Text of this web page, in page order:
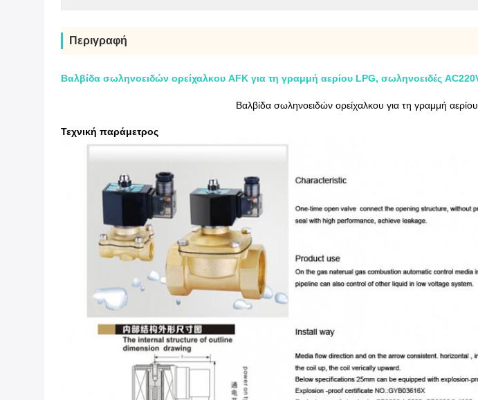
Περιγραφή
Βαλβίδα σωληνοειδών ορείχαλκου AFK για τη γραμμή αερίου LPG, σωληνοειδές
Βαλβίδα σωληνοειδών ορείχαλκου για τη γραμμή
Τεχνική παράμετρος